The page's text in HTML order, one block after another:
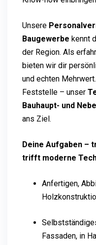
Unsere
Baugewerbe kennt
der Region. Als
bieten wir dir
und echten
Feststelle – unser
Bauhaupt- und
ans Ziel.
Deine Aufgaben –
trifft moderne
Anfertigen,
Fassaden, in